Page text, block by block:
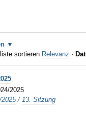
sortieren Relevanz ·
2025
2025 /13. Sitzung